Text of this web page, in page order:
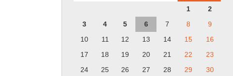
1
2
3
4 5 6 7 8
9
10
11 12 13 14 15
16
17
18 19 20 21 22
23
24
25 26 27 28 29
30